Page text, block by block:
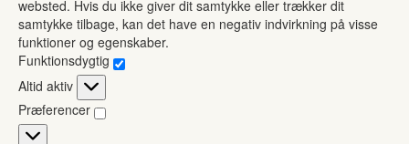
websted. Hvis du ikke giver dit samtykke eller trækker dit
samtykke tilbage, kan det have en negativ indvirkning på visse
funktioner og egenskaber.
Funktionsdygtig
Funktionsdygtig
Altid aktiv
Præferencer
Præferencer